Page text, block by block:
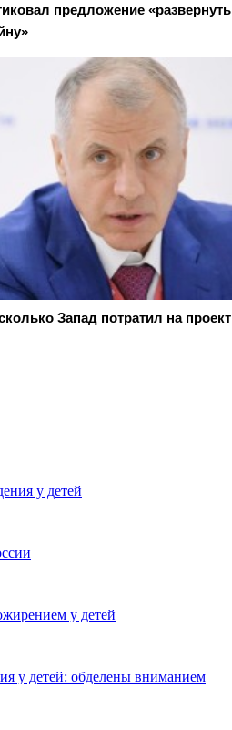
предложение «развернуть
Запад потратил на проект
у детей
у детей
у детей: обделены вниманием